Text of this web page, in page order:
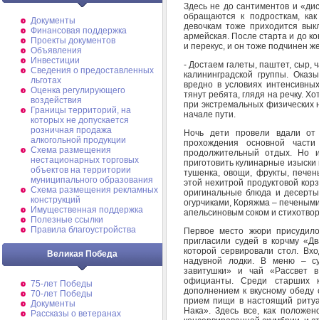
Документы
Финансовая поддержка
Проекты документов
Объявления
Инвестиции
Сведения о предоставленных
льготах
Оценка регулирующего
воздействия
Границы территорий, на
которых не допускается
розничная продажа
алкогольной продукции
Схема размещения
нестационарных торговых
объектов на территории
муниципального образования
Схема размещения рекламных
конструкций
Имущественная поддержка
Полезные ссылки
Правила благоустройства
Великая Победа
75-лет Победы
70-лет Победы
Документы
Рассказы о ветеранах
Здесь не до сантиментов и
обращаются к подросткам,
девочкам тоже приходится
армейская. После старта и до
и перекус, и он тоже подчинен
- Достаем галеты, паштет, сыр,
калининградской группы.
вредно в условиях
тянут ребята, глядя на речку.
при экстремальных физических
начале пути.
Ночь дети провели вдали
прохождения основной
продолжительный отдых. Но
приготовить кулинарные
тушенка, овощи, фрукты,
этой нехитрой продуктовой
оригинальные блюда и
огурчиками, Коряжма –
апельсиновым соком и
Первое место жюри
пригласили судей в корчму
которой сервировали стол.
надувной лодки. В меню –
завитушки» и чай «Рассвет
официанты. Среди старших
дополнением к вкусному
прием пищи в настоящий
Нака». Здесь все, как